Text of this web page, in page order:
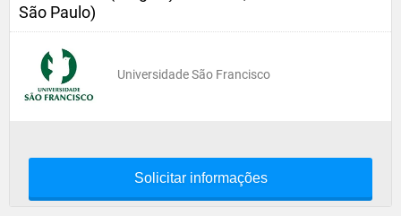
São Paulo)
Universidade São Francisco
Solicitar informações